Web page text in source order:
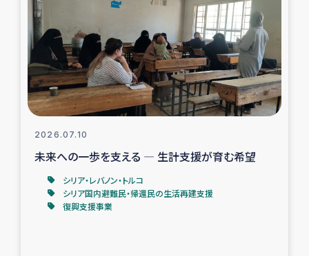
2026.07.10
未来への一歩を支える ― 生計支援が育む希望
シリア・レバノン・トルコ
シリア国内避難民・帰還民の生活再建支援
復興支援事業